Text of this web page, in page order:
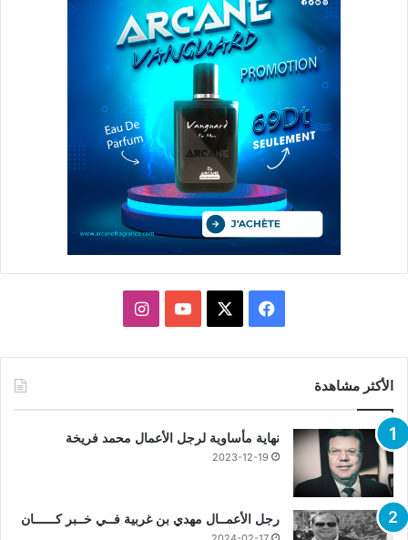
فيسبوك يوتيوبانستقرام
الأكثر مشاهدة
نهاية مأساوية لرجل الأعمال محمد فريخة
2023-12-19
رجل الأعمــال مهدي بن غربية فــي خــبر كــــــان